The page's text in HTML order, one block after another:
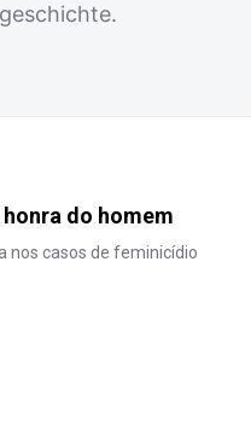
do homem
nos casos de feminicídio